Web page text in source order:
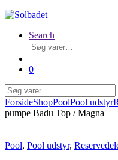
Search
Søg
efter:
0
Søg
efter:
ForsideShopPoolPool udstyr
pumpe Badu Top / Magna
Pool, Pool udstyr,